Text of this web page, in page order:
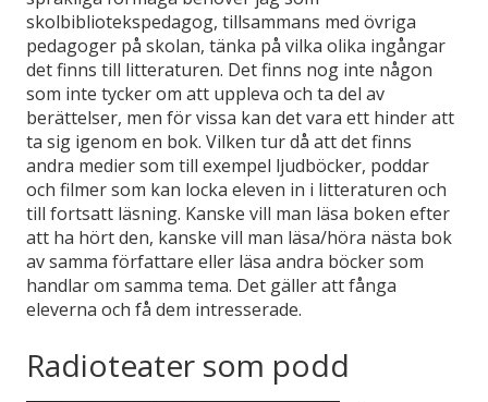
skolbibliotekspedagog, tillsammans med övriga
pedagoger på skolan, tänka på vilka olika ingångar
det finns till litteraturen. Det finns nog inte någon
som inte tycker om att uppleva och ta del av
berättelser, men för vissa kan det vara ett hinder att
ta sig igenom en bok. Vilken tur då att det finns
andra medier som till exempel ljudböcker, poddar
och filmer som kan locka eleven in i litteraturen och
till fortsatt läsning. Kanske vill man läsa boken efter
att ha hört den, kanske vill man läsa/höra nästa bok
av samma författare eller läsa andra böcker som
handlar om samma tema. Det gäller att fånga
eleverna och få dem intresserade.
Radioteater som podd